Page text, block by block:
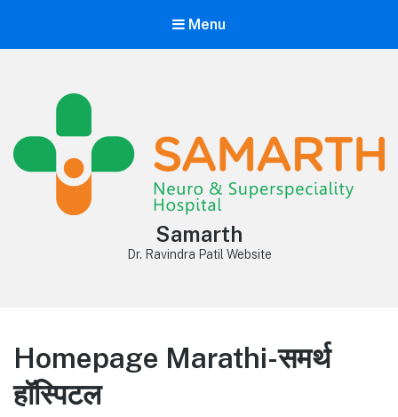
Menu
Samarth
Dr. Ravindra Patil Website
Homepage Marathi-समर्थ
हॉस्पिटल